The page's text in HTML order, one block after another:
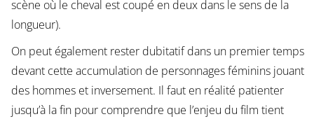
scène où le cheval est coupé en deux dans le sens de la
longueur).
On peut également rester dubitatif dans un premier temps
devant cette accumulation de personnages féminins jouant
des hommes et inversement. Il faut en réalité patienter
jusqu’à la fin pour comprendre que l’enjeu du film tient